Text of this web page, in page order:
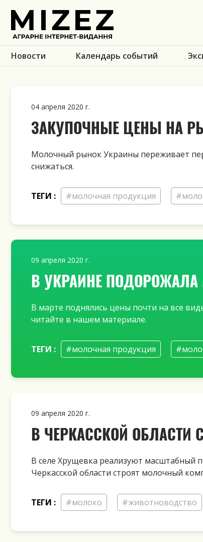
Новости Календарь событий
04 апреля 2020 г.
ЗАКУПОЧНЫЕ ЦЕНЫ НА
Молочный рынок Украины переживает
снижаться.
ТЕГИ : #молочная продукция
09 апреля 2020 г.
В УКРАИНЕ
В марте поднялись цены почти на все
читайте в нашем материале.
ТЕГИ : #молочная продукция
09 апреля 2020 г.
В ЧЕРКАССКОЙ
В селе Хрущевка реализуют масштабный
Черкасской области строят молочный
ТЕГИ : #молоко #животноводство